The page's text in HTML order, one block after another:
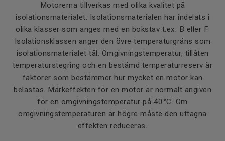
Motorerna tillverkas med olika kvalitet på
isolationsmaterialet. Isolationsmaterialen har indelats i
olika klasser som anges med en bokstav t.ex. B eller F.
Isolationsklassen anger den övre temperaturgräns som
isolationsmaterialet tål. Omgivningstemperatur, tillåten
temperaturstegring och en bestämd temperaturreserv är
faktorer som bestämmer hur mycket en motor kan
belastas. Märkeffekten för en motor är normalt angiven
för en omgivningstemperatur på 40°C. Om
omgivningstemperaturen är högre måste den uttagna
effekten reduceras.